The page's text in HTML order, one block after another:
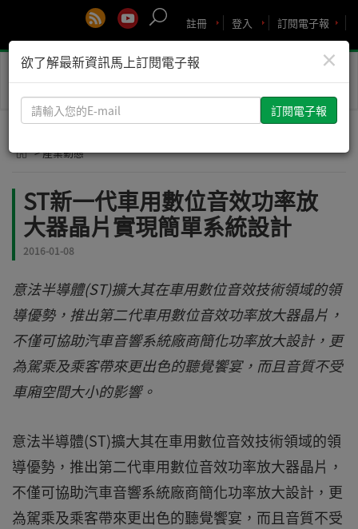
訂閱電子報
登入
註冊
Toggle
> 產業動態
ST新一代車用數位音效功率放
大器晶片實現簡單系統設計
2016-01-08
意法半導體(ST)擴大其在車用數位音效技術領域的領
導優勢，推出第二代車用數位音效功率放大器晶片，
不僅可協助汽車音響系統廠商簡化功率放大設計，更
為駕乘及乘客帶來更出色的聽覺饗宴，而且音質不受
車廂空間大小的影響。
意法半導體(ST)擴大其在車用數位音效技術領域的領
導優勢，推出第二代車用數位音效功率放大器晶片，
不僅可協助汽車音響系統廠商簡化功率放大設計，更
為駕乘及乘客帶來更出色的聽覺饗宴，而且音質不受
×
欲了解最新資訊馬上訂閱電子報
請
輸
您
E-
mail